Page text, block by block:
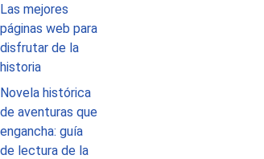
Las mejores
páginas web para
disfrutar de la
historia
Novela histórica
de aventuras que
engancha: guía
de lectura de la